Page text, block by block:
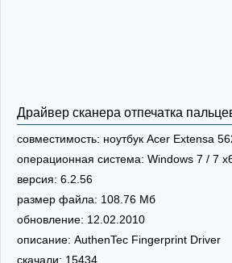
Драйвер сканера отпечатка
совместимость: ноутбук Acer Extensa
операционная система: Windows 7 / 7
версия: 6.2.56
размер файла: 108.76 Мб
обновление: 12.02.2010
описание: AuthenTec Fingerprint Driver
скачали: 15434